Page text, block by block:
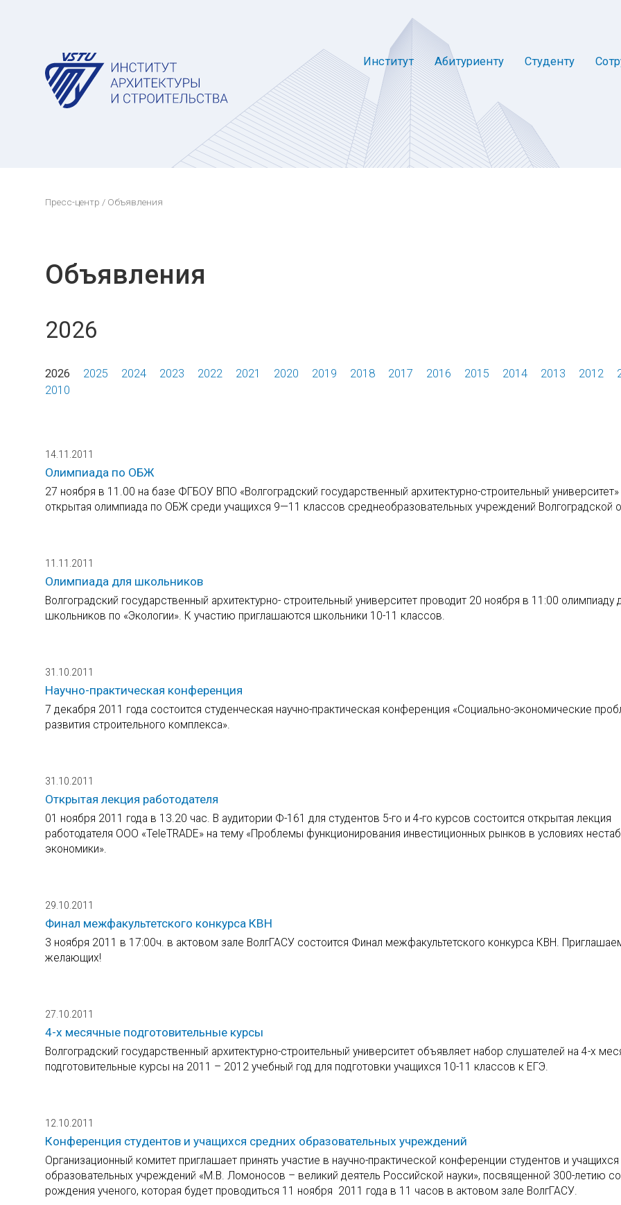
Институт Абитуриенту Студенту
Пресс-центр / Объявления
Объявления
2026
2026 2025 2024 2023 2022 2021 2020 2019 2018 2017 2016 2015 2014 2013 2012
2010
14.11.2011
Олимпиада по ОБЖ
27 ноября в 11.00 на базе ФГБОУ ВПО «Волгоградский государственный архитектурно-строительный
открытая олимпиада по ОБЖ среди учащихся 9—11 классов среднеобразовательных учреждений Волгоградской
11.11.2011
Олимпиада для школьников
Волгоградский государственный архитектурно- строительный университет проводит 20 ноября в 11:00 олимпиаду
школьников по «Экологии». К участию приглашаются школьники 10-11 классов.
31.10.2011
Научно-практическая конференция
7 декабря 2011 года состоится студенческая научно-практическая конференция «Социально-экономические
развития строительного комплекса».
31.10.2011
Открытая лекция работодателя
01 ноября 2011 года в 13.20 час. В аудитории Ф-161 для студентов 5-го и 4-го курсов состоится открытая лекция
работодателя ООО «TeleTRADE» на тему «Проблемы функционирования инвестиционных рынков в условиях
экономики».
29.10.2011
Финал межфакультетского конкурса КВН
3 ноября 2011 в 17:00ч. в актовом зале ВолгГАСУ состоится Финал межфакультетского конкурса КВН.
желающих!
27.10.2011
4-х месячные подготовительные курсы
Волгоградский государственный архитектурно-строительный университет объявляет набор слушателей на 4-х
подготовительные курсы на 2011 – 2012 учебный год для подготовки учащихся 10-11 классов к ЕГЭ.
12.10.2011
Конференция студентов и учащихся средних образовательных учреждений
Организационный комитет приглашает принять участие в научно-практической конференции студентов и
образовательных учреждений «М.В. Ломоносов – великий деятель Российской науки», посвященной 300-летию
рождения ученого, которая будет проводиться 11 ноября 2011 года в 11 часов в актовом зале ВолгГАСУ.